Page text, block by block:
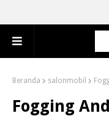
Beranda salonmobil
Fogging